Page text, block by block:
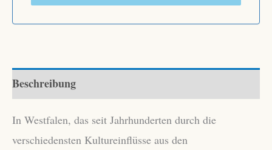
Beschreibung
In Westfalen, das seit Jahrhunderten durch die
verschiedensten Kultureinflüsse aus den